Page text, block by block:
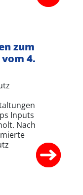
zum
4.
Inputs
Nach